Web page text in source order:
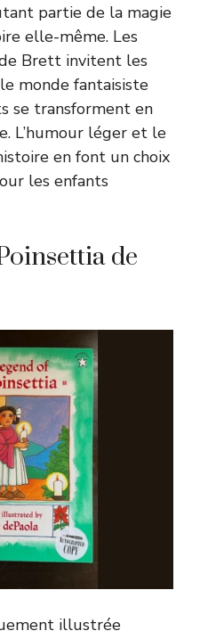
partie de la magie
elle-même. Les
Brett invitent les
monde fantaisiste
se transforment en
L’humour léger et le
en font un choix
les enfants
de
illustrée